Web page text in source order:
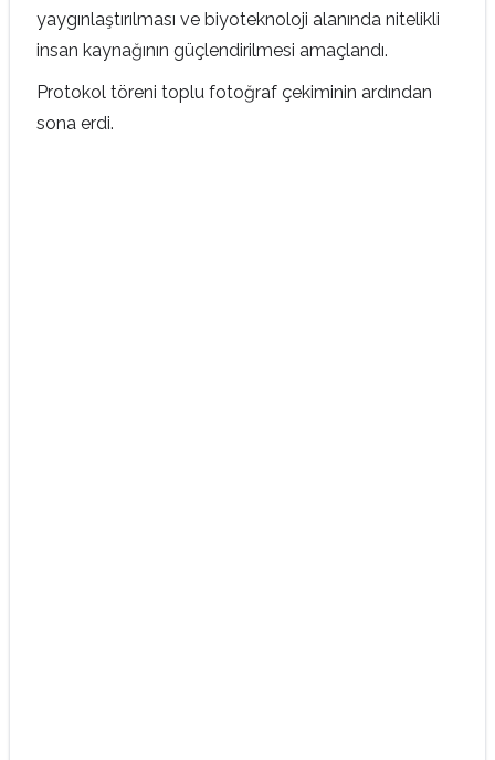
yaygınlaştırılması ve biyoteknoloji alanında nitelikli
insan kaynağının güçlendirilmesi amaçlandı.
Protokol töreni toplu fotoğraf çekiminin ardından
sona erdi.